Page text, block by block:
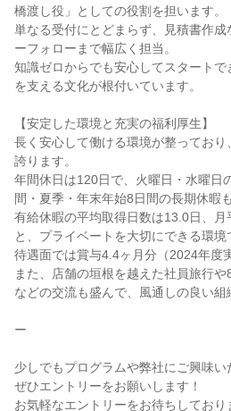
橋渡し役」としての役割を担います。
単なる受付にとどまらず、見積書作
ーフォローまで幅広く担当。
知識ゼロからでも安心してスタートで
を支える文化が根付いています。
【安定した環境と充実の福利厚生】
長く安心して働ける環境が整ってお
誇ります。
年間休日は120日で、火曜日・水曜日
間・夏季・年末年始8日間の長期休暇
有給休暇の平均取得日数は13.0日、月
と、プライベートを大切にできる環境
待遇面では賞与4.4ヶ月分（2024年度
また、店舗の垣根を越えた社員旅行
などの交流も盛んで、風通しの良い組
ー
少しでもプログラムや弊社にご興味い
ぜひエントリーをお願いします！
お気軽なエントリーをお待ちしており